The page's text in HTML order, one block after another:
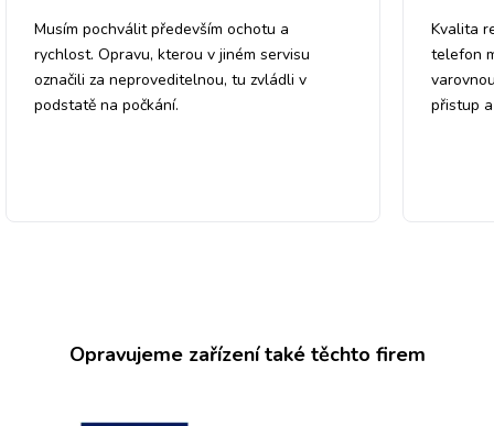
Musím pochválit především ochotu a
rychlost. Opravu, kterou v jiném servisu
označili za neproveditelnou, tu zvládli v
podstatě na počkání.
Kvalita
telefon
přistup
Opravujeme zařízení také těchto firem